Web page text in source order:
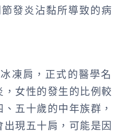
發炎沾黏所導致的病
凍肩，正式的醫學名
女性的發生的比例較
五十歲的中年族群，
現五十肩，可能是因